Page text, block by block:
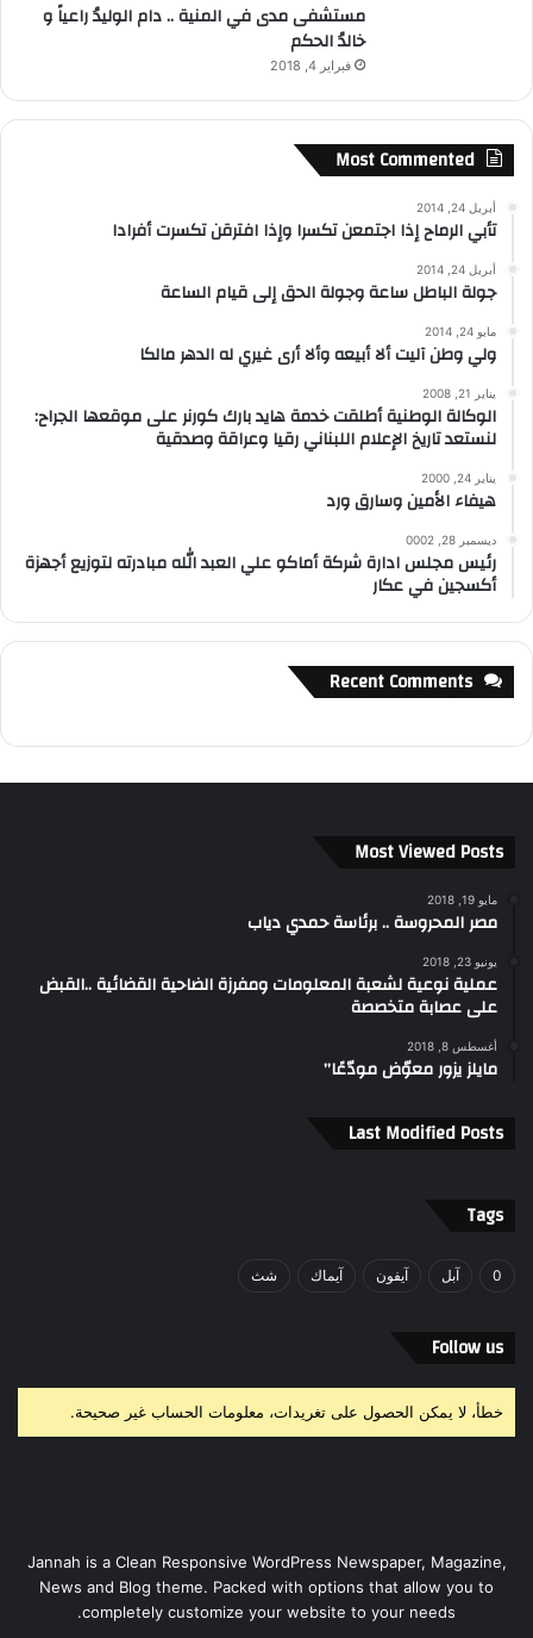
مستشفى مدى في المنية .. دام الوليدُ راعياً و
خالدُ الحكم
فبراير 4, 2018
Most Commented
أبريل 24, 2014
تأبي الرماح إذا اجتمعن تكسرا وإذا افترقن تكسرت أفرادا
أبريل 24, 2014
جولة الباطل ساعة وجولة الحق إلى قيام الساعة
مايو 24, 2014
ولي وطن آليت ألا أبيعه وألا أرى غيري له الدهر مالكا
يناير 21, 2008
الوكالة الوطنية أطلقت خدمة هايد بارك كورنر على موقعها الجراح:
لنستعد تاريخ الإعلام اللبناني رقيا وعراقة وصدقية
يناير 24, 2000
هيفاء الأمين وسارق ورد
ديسمبر 28, 0002
رئيس مجلس ادارة شركة أماكو علي العبد الله مبادرته لتوزيع أجهزة
أكسجين في عكار
Recent Comments
Most Viewed Posts
مايو 19, 2018
مصر المحروسة .. برئاسة حمدي دياب
يونيو 23, 2018
عملية نوعية لشعبة المعلومات ومفرزة الضاحية القضائية ..القبض
على عصابة متخصصة
أغسطس 8, 2018
مايلز يزور معوّض مودّعًا”
Last Modified Posts
Tags
0 آبل آيفون آيماك شث
Follow us
خطأ، لا يمكن الحصول على تغريدات، معلومات الحساب غير صحيحة.
Jannah is a Clean Responsive WordPress Newspaper, Magazine,
News and Blog theme. Packed with options that allow you to
completely customize your website to your needs.